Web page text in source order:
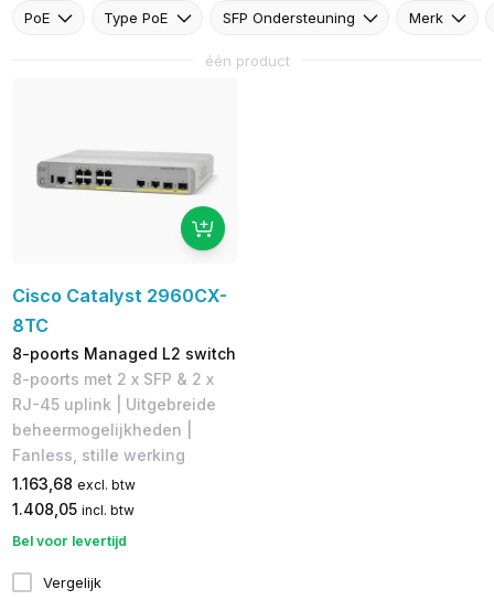
PoE Type PoE SFP Ondersteuning Merk
één product
Cisco Catalyst 2960CX-
8TC
8-poorts Managed L2 switch
8-poorts met 2 x SFP & 2 x
RJ-45 uplink | Uitgebreide
beheermogelijkheden |
Fanless, stille werking
1.163,68 excl. btw
1.408,05 incl. btw
Bel voor levertijd
Vergelijk